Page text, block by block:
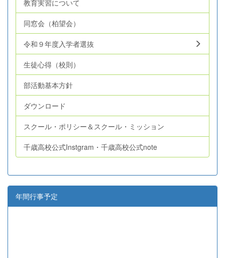
教育実習について
同窓会（柏望会）
令和９年度入学者選抜
生徒心得（校則）
部活動基本方針
ダウンロード
スクール・ポリシー＆スクール・ミッション
千歳高校公式Instgram・千歳高校公式note
年間行事予定